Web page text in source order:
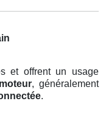
et offrent un usage
moteur, généralement
.